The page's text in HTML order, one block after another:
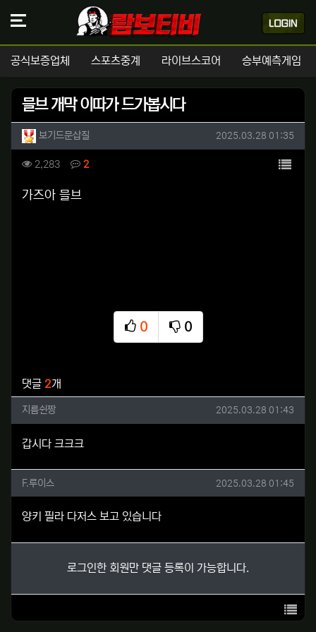
공식보증업체 스포츠중계 라이브스코어 승부예측게임
믈브 개막 이따가 드가봅시다
작성자 정보
보기드문삽질 작성일
2025.03.28 01:35
컨텐츠 정보
2,283조회 2댓글 목록
본문
가즈아 믈브
0
추천
0
비추천
댓글 2개
지름쉰짱님의 댓글
지름쉰짱 작성일
2025.03.28 01:43
갑시다 크크크
F.루이스님의 댓글
F.루이스 작성일
2025.03.28 01:45
양키 필라 다저스 보고 있습니다
로그인한 회원만 댓글 등록이 가능합니다.
목록